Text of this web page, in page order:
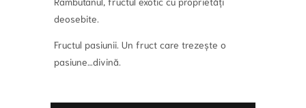
deosebite.
Fructul pasiunii. Un fruct care trezește o
pasiune…divină.